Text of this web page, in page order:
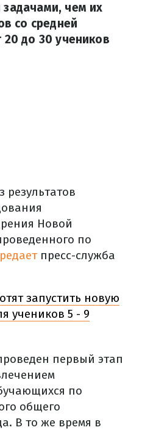
чем их
со средней
до 30 учеников
результатов
Новой
по
пресс-служба
запустить новую
учеников 5 - 9
первый этап
по
общего
В то же время в